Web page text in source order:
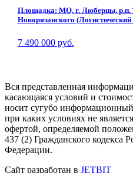
Площадка: МО, г. Люберцы, р.п.
Новорязанского
7 490 000 руб.
Вся представленная
касающаяся условий и
носит сугубо
при каких условиях не
офертой, определяемой
437 (2) Гражданского кодекса
Федерации.
Сайт разработан в JETBIT